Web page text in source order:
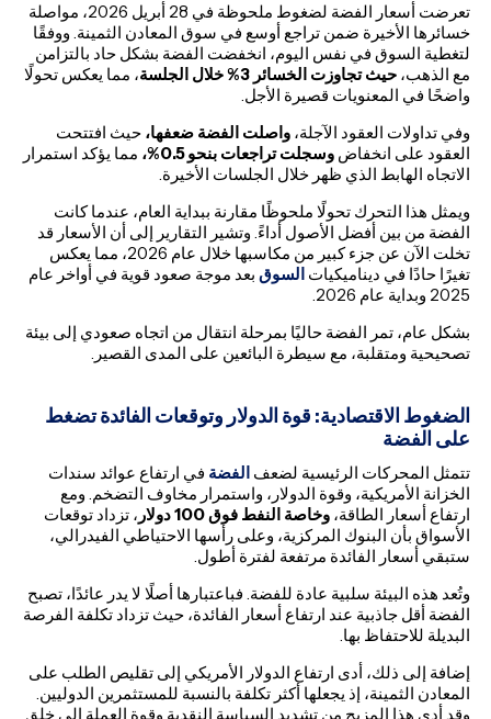
تعرضت أسعار الفضة لضغوط ملحوظة في 28 أبريل 2026، مواصلة
خسائرها الأخيرة ضمن تراجع أوسع في سوق المعادن الثمينة. ووفقًا
لتغطية السوق في نفس اليوم، انخفضت الفضة بشكل حاد بالتزامن
مع الذهب،حيث تجاوزت الخسائر 3% خلال الجلسة
، مما يعكس تحولًا
واضحًا في المعنويات قصيرة الأجل.
وفي تداولات العقود الآجلة،واصلت الفضة ضعفها، حيث افتتحت
العقود على انخفاضوسجلت تراجعات بنحو 0.5%،
مما يؤكد استمرار
الاتجاه الهابط الذي ظهر خلال الجلسات الأخيرة.
ويمثل هذا التحرك تحولًا ملحوظًا مقارنة ببداية العام، عندما كانت
الفضة من بين أفضل الأصول أداءً. وتشير التقارير إلى أن الأسعار قد
تخلت الآن عن جزء كبير من مكاسبها خلال عام 2026، مما يعكس
تغيرًا حادًا في ديناميكيات السوق بعد موجة صعود قوية في أواخر عام
2025 وبداية عام 2026.
بشكل عام، تمر الفضة حاليًا بمرحلة انتقال من اتجاه صعودي إلى بيئة
تصحيحية ومتقلبة، مع سيطرة البائعين على المدى القصير.
الضغوط الاقتصادية: قوة الدولار وتوقعات الفائدة تضغط
على الفضة
تتمثل المحركات الرئيسية لضعفالفضة في ارتفاع عوائد سندات
الخزانة الأمريكية، وقوة الدولار، واستمرار مخاوف التضخم. ومع
ارتفاع أسعار الطاقة،وخاصة النفط فوق 100 دولار
، تزداد توقعات
الأسواق بأن البنوك المركزية، وعلى رأسها الاحتياطي الفيدرالي،
ستبقي أسعار الفائدة مرتفعة لفترة أطول.
وتُعد هذه البيئة سلبية عادة للفضة. فباعتبارها أصلًا لا يدر عائدًا، تصبح
الفضة أقل جاذبية عند ارتفاع أسعار الفائدة، حيث تزداد تكلفة الفرصة
البديلة للاحتفاظ بها.
إضافة إلى ذلك، أدى ارتفاع الدولار الأمريكي إلى تقليص الطلب على
المعادن الثمينة، إذ يجعلها أكثر تكلفة بالنسبة للمستثمرين الدوليين.
وقد أدى هذا المزيج من تشديد السياسة النقدية وقوة العملة إلى خلق